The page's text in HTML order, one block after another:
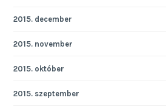
2015. december
2015. november
2015. október
2015. szeptember